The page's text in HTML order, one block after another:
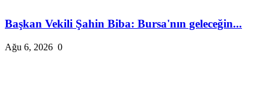
Başkan Vekili Şahin Biba: Bursa'nın geleceğin...
Ağu 6, 2026 0